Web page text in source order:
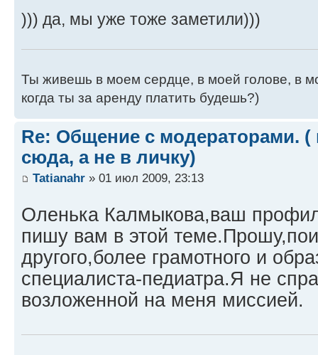
))) да, мы уже тоже заметили)))
Ты живешь в моем сердце, в моей голове, в
когда ты за аренду платить будешь?)
Re: Общение с модераторами.
сюда, а не в личку)
Tatianahr » 01 июл 2009, 23:13
Оленька Калмыкова,ваш
пишу вам в этой
другого,более грамотного и
специалиста-педиатра.Я не
возложенной на меня миссией.